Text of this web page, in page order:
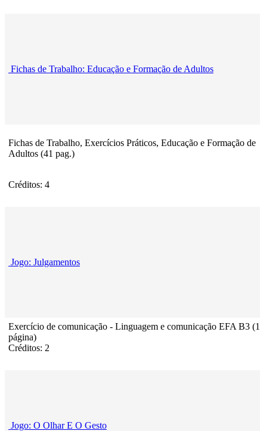
Fichas de Trabalho: Educação e Formação de Adultos
Fichas de Trabalho, Exercícios Práticos, Educação e Formação de
Adultos (41 pag.)
Créditos: 4
Jogo: Julgamentos
Exercício de comunicação - Linguagem e comunicação EFA B3 (1
página)
Créditos: 2
Jogo: O Olhar E O Gesto